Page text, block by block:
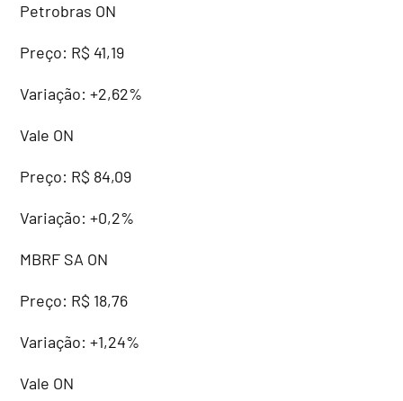
Petrobras ON
Preço: R$ 41,19
Variação: +2,62%
Vale ON
Preço: R$ 84,09
Variação: +0,2%
MBRF SA ON
Preço: R$ 18,76
Variação: +1,24%
Vale ON